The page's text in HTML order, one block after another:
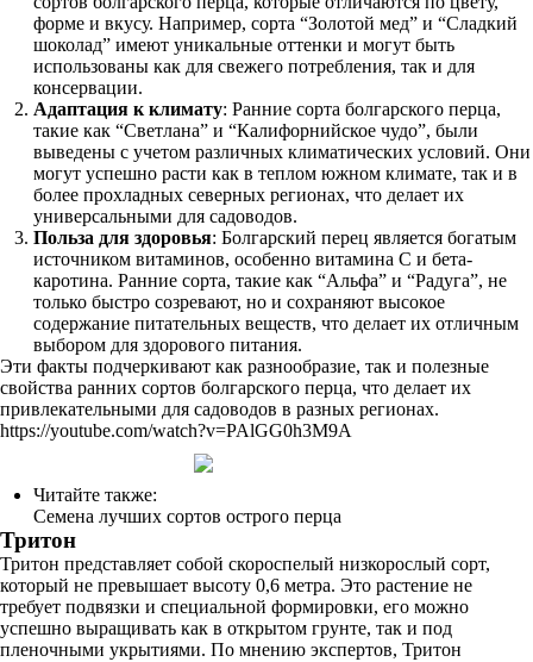
форме и вкусу. Например, сорта “Золотой мед” и “Сладкий
шоколад” имеют уникальные оттенки и могут быть
использованы как для свежего потребления, так и для
консервации.
Адаптация к климату: Ранние сорта болгарского перца,
такие как “Светлана” и “Калифорнийское чудо”, были
выведены с учетом различных климатических условий. Они
могут успешно расти как в теплом южном климате, так и в
более прохладных северных регионах, что делает их
универсальными для садоводов.
Польза для здоровья: Болгарский перец является богатым
источником витаминов, особенно витамина C и бета-
каротина. Ранние сорта, такие как “Альфа” и “Радуга”, не
только быстро созревают, но и сохраняют высокое
содержание питательных веществ, что делает их отличным
выбором для здорового питания.
Эти факты подчеркивают как разнообразие, так и полезные
свойства ранних сортов болгарского перца, что делает их
привлекательными для садоводов в разных регионах.
https://youtube.com/watch?v=PAlGG0h3M9A
Читайте также:
Семена лучших сортов острого перца
Тритон
Тритон представляет собой скороспелый низкорослый сорт,
который не превышает высоту 0,6 метра. Это растение не
требует подвязки и специальной формировки, его можно
успешно выращивать как в открытом грунте, так и под
пленочными укрытиями. По мнению экспертов, Тритон